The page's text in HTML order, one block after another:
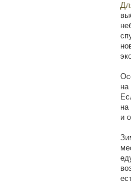
на
на
и